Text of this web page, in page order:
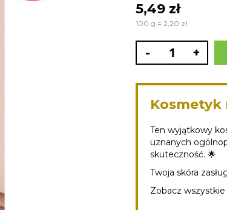
5,49 zł
100 g = 2,20 zł
- +
Kosmetyk
Ten wyjątkowy
uznanych
skuteczność. 🌟
Twoja skóra
Zobacz